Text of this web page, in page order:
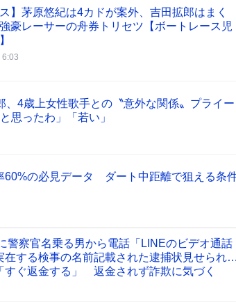
】茅原悠紀は4カドが案外、吉田拡郎はまく
豪レーサーの舟券トリセツ【ボートレース児
6:03
、4歳上女性歌手との〝意外な関係〟プライー
思ったわ」「若い」
60%の必見データ ダート中距離で狙える条
察官名乗る男から電話「LINEのビデオ通話
在する検事の名前記載された逮捕状見せられ…
すぐ返金する」 返金されず詐欺に気づく